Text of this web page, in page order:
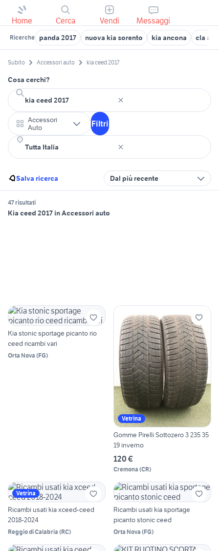
Home Cerca Vendi Messaggi
Ricerche panda 2017 nuova kia sorento kia ancona cla
Subito Accessori auto kia ceed 2017
Cosa cerchi?
Accessori
Auto
Filtri
Salva ricerca Dal più recente
47 risultati
Kia ceed 2017 in Accessori auto
Kia stonic sportage picanto rio
ceed ricambi vari
Orta Nova (FG)
Vetrina
Gomme Pirelli Sottozero 3 235 35
19 inverno
120 €
Cremona (CR)
Vetrina
Ricambi usati kia xceed-ceed
2018-2024
Reggio di Calabria (RC)
Ricambi usati kia sportage
picanto stonic ceed
Orta Nova (FG)